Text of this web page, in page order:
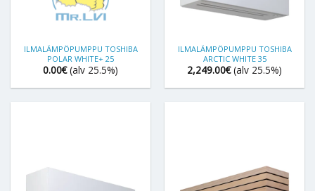
ILMALÄMPÖPUMPPU TOSHIBA
POLAR WHITE+ 25
0.00€ (alv 25.5%)
ILMALÄMPÖPUMPPU TOSHIBA
ARCTIC WHITE 35
2,249.00€ (alv 25.5%)